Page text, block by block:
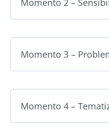
Momento 2 –
Momento 3 –
Momento 4 –